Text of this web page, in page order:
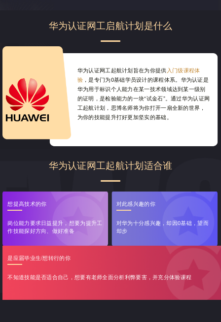
华为认证网工启航计划是什么
华为认证网工起航计划旨在为你提供入门级课程体
验 ，是专门为0基础学员设计的课程体系。华为认证是
华为用于标识个人能力在某一技术领域达到某一级别
的证明，是检验能力的一块“试金石”。通过华为认证网
工起航计划，思博名师将为你打开一扇全新的世界，
为你的技能提升打好更加坚实的基础。
华为认证网工起航计划适合谁
想提高技术的你
岗位能力要求日益提升，想要为提升工
作技能探好方向、做好准备
对此感兴趣的你
对华为十分感兴趣，却因0基础，望而
却步
是应届毕业生/想转行的你
不知道技能是否适合自己，想要有老师全面分析利弊要害，并充分体验课程